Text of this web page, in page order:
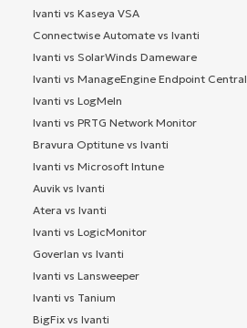
Ivanti vs Kaseya VSA
Connectwise Automate vs Ivanti
Ivanti vs SolarWinds Dameware
Ivanti vs ManageEngine Endpoint Central
Ivanti vs LogMeIn
Ivanti vs PRTG Network Monitor
Bravura Optitune vs Ivanti
Ivanti vs Microsoft Intune
Auvik vs Ivanti
Atera vs Ivanti
Ivanti vs LogicMonitor
Goverlan vs Ivanti
Ivanti vs Lansweeper
Ivanti vs Tanium
BigFix vs Ivanti